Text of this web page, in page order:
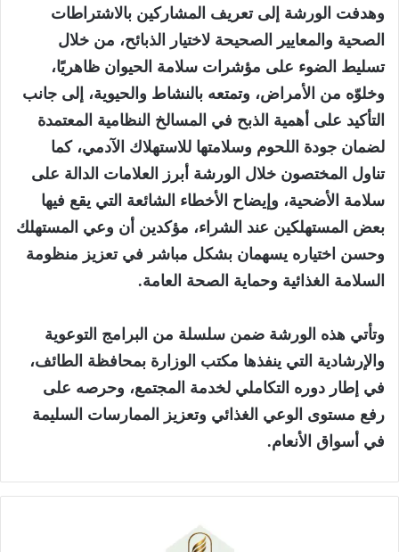
‏وهدفت الورشة إلى تعريف المشاركين بالاشتراطات
الصحية والمعايير الصحيحة لاختيار الذبائح، من خلال
تسليط الضوء على مؤشرات سلامة الحيوان ظاهريًا،
وخلوّه من الأمراض، وتمتعه بالنشاط والحيوية، إلى جانب
التأكيد على أهمية الذبح في المسالخ النظامية المعتمدة
لضمان جودة اللحوم وسلامتها للاستهلاك الآدمي، كما
تناول المختصون خلال الورشة أبرز العلامات الدالة على
سلامة الأضحية، وإيضاح الأخطاء الشائعة التي يقع فيها
بعض المستهلكين عند الشراء، مؤكدين أن وعي المستهلك
وحسن اختياره يسهمان بشكل مباشر في تعزيز منظومة
السلامة الغذائية وحماية الصحة العامة.
‏وتأتي هذه الورشة ضمن سلسلة من البرامج التوعوية
والإرشادية التي ينفذها مكتب الوزارة بمحافظة الطائف،
في إطار دوره التكاملي لخدمة المجتمع، وحرصه على
رفع مستوى الوعي الغذائي وتعزيز الممارسات السليمة
في أسواق الأنعام.